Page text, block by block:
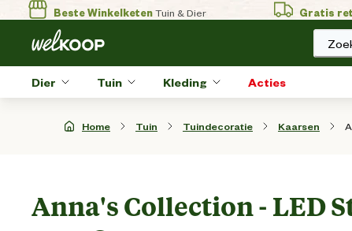
Beste WinkelketenTuin & Dier Gratis
Dier Tuin Kleding Acties
Home Tuin Tuindecoratie Kaarsen
Anna's Collection - LED